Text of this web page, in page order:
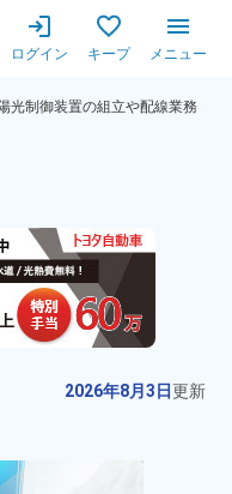
ログイン キープ メニュー
光制御装置の組立や配線業務
組立や配
2026年8月3日更新